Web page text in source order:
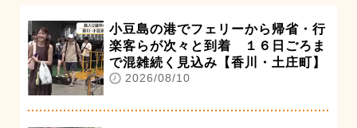
小豆島の港でフェリーから帰省・行
楽客らが次々と到着 １６日ごろま
で混雑続く見込み【香川・土庄町】
2026/08/10